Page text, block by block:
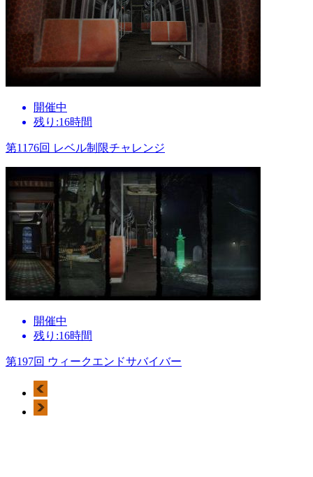
開催中
残り:16時間
第1176回 レベル制限チャレンジ
開催中
残り:16時間
第197回 ウィークエンドサバイバー